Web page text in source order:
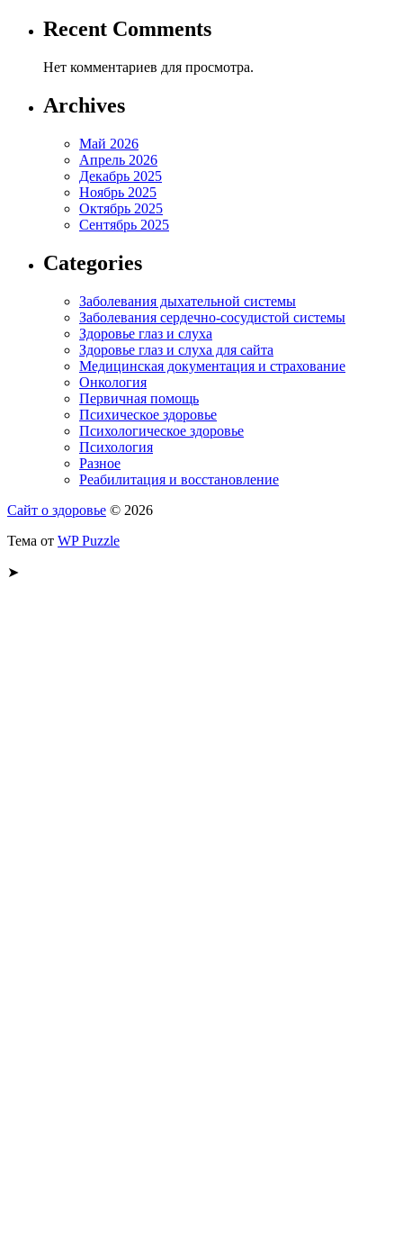
Recent Comments
Нет комментариев для просмотра.
Archives
Май 2026
Апрель 2026
Декабрь 2025
Ноябрь 2025
Октябрь 2025
Сентябрь 2025
Categories
Заболевания дыхательной системы
Заболевания сердечно-сосудистой системы
Здоровье глаз и слуха
Здоровье глаз и слуха для сайта
Медицинская документация и страхование
Онкология
Первичная помощь
Психическое здоровье
Психологическое здоровье
Психология
Разное
Реабилитация и восстановление
Сайт о здоровье © 2026
Тема от WP Puzzle
➤